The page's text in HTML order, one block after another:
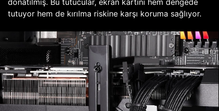
tutuyor hem de kırılma riskine karşı koruma sağlıyor.